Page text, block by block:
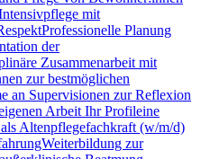
mit
Planung
der
Zusammenarbeit mit
zur bestmöglichen
an Supervisionen zur Reflexion
Arbeit Ihr Profileine
Altenpflegefachkraft (w/m/d)
zur